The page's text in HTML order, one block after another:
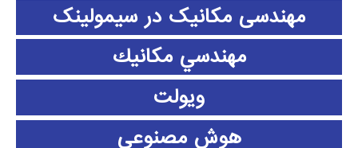
مهندسی مکانیک در سیمولینک
مهندسي مكانيك
ویولت
هوش مصنوعی